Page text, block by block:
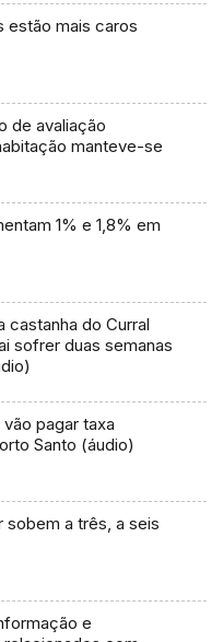
estão mais caros
de avaliação
manteve-se
1% e 1,8% em
castanha do Curral
sofrer duas semanas
pagar taxa
Santo (áudio)
sobem a três, a seis
e